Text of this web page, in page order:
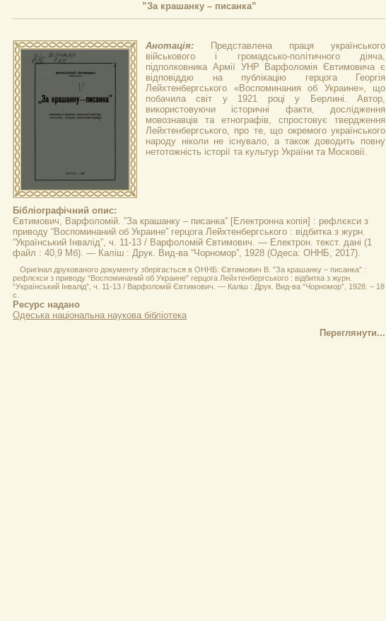
”За крашанку – писанка”
Анотація:
Представлена праця українського
військового і громадсько-політичного діяча,
підполковника Армії УНР Варфоломія Євтимовича є
відповіддю на публікацію герцога Георгія
Лейхтенбергського «Воспоминания об Украине», що
побачила світ у 1921 році у Берлині. Автор,
використовуючи історичні факти, дослідження
мовознавців та етнографів, спростовує твердження
Лейхтенбергського, про те, що окремого українського
народу ніколи не існувало, а також доводить повну
нетотожність історії та культур України та Московії.
Бібліографічний опис:
Євтимович, Варфоломій. ”За крашанку – писанка” [Електронна копія] : рефлєкси з
приводу “Воспоминаний об Украине” герцога Лейхтенбергського : відбитка з журн.
“Український Інвалід”, ч. 11-13 / Варфоломій Євтимович. — Електрон. текст. дані (1
файл : 40,9 Мб). — Каліш : Друк. Вид-ва “Чорномор”, 1928 (Одеса: ОННБ, 2017).
Оригінал друкованого документу зберігається в ОННБ: Євтимович В. ”За крашанку – писанка” :
рефлєкси з приводу “Воспоминаний об Украине” герцога Лейхтенбергського : відбитка з журн.
“Український Інвалід”, ч. 11-13 / Варфоломій Євтимович. — Каліш : Друк. Вид-ва “Чорномор”, 1928. – 18
с.
Ресурс надано
Одеська національна наукова бібліотека
Переглянути...